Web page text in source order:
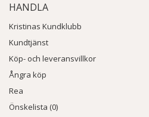
HANDLA
Kristinas Kundklubb
Kundtjänst
Köp- och leveransvillkor
Ångra köp
Rea
Önskelista (0)